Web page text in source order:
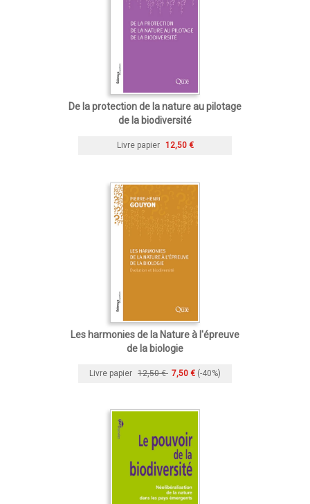
De la protection de la nature au pilotage
de la biodiversité
Livre papier 12,50 €
Les harmonies de la Nature à l'épreuve
de la biologie
Livre papier 12,50 € 7,50 € (-40%)